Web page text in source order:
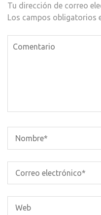
Tu dirección de correo
Los campos obligatorios